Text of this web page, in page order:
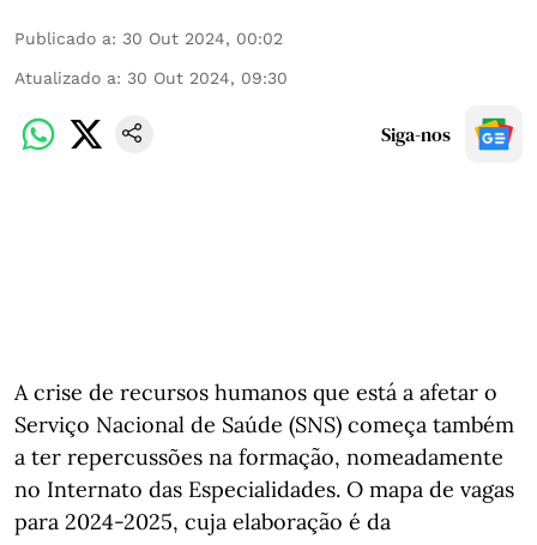
Publicado a: 30 Out 2024, 00:02
Atualizado a: 30 Out 2024, 09:30
Siga-nos
A crise de recursos humanos que está a afetar o
Serviço Nacional de Saúde (SNS) começa também
a ter repercussões na formação, nomeadamente
no Internato das Especialidades. O mapa de vagas
para 2024-2025, cuja elaboração é da